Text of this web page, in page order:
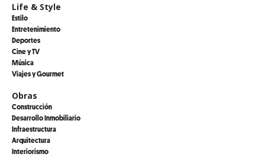
Life & Style
Estilo
Entretenimiento
Deportes
Cine y TV
Música
Viajes y Gourmet
Obras
Construcción
Desarrollo Inmobiliario
Infraestructura
Arquitectura
Interiorismo